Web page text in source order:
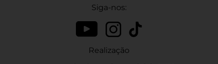
Siga-nos:
Realização